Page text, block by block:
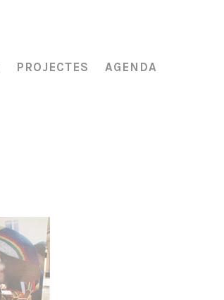
PROJECTES AGENDA